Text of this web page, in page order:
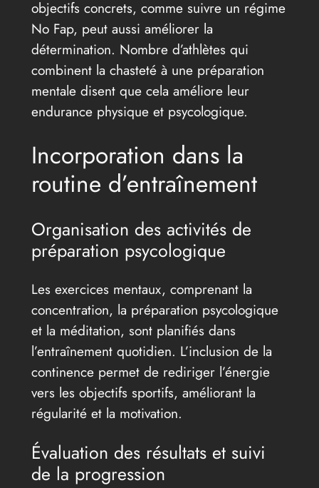
objectifs concrets, comme suivre un régime
No Fap, peut aussi améliorer la
détermination. Nombre d’athlètes qui
combinent la chasteté à une préparation
mentale disent que cela améliore leur
endurance physique et psycologique.
Incorporation dans la
routine d’entraînement
Organisation des activités de
préparation psycologique
Les exercices mentaux, comprenant la
concentration, la préparation psycologique
et la méditation, sont planifiés dans
l’entraînement quotidien. L’inclusion de la
continence permet de rediriger l’énergie
vers les objectifs sportifs, améliorant la
régularité et la motivation.
Évaluation des résultats et suivi
de la progression